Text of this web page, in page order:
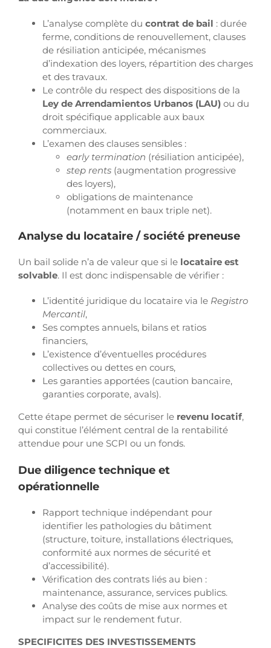
L’analyse complète du contrat de bail : durée
ferme, conditions de renouvellement, clauses
de résiliation anticipée, mécanismes
d’indexation des loyers, répartition des charges
et des travaux.
Le contrôle du respect des dispositions de la
Ley de Arrendamientos Urbanos (LAU) ou du
droit spécifique applicable aux baux
commerciaux.
L’examen des clauses sensibles :
early termination (résiliation anticipée),
step rents (augmentation progressive
des loyers),
obligations de maintenance
(notamment en baux triple net).
Analyse du locataire / société preneuse
Un bail solide n’a de valeur que si le locataire est
solvable. Il est donc indispensable de vérifier :
L’identité juridique du locataire via le Registro
Mercantil,
Ses comptes annuels, bilans et ratios
financiers,
L’existence d’éventuelles procédures
collectives ou dettes en cours,
Les garanties apportées (caution bancaire,
garanties corporate, avals).
Cette étape permet de sécuriser le revenu locatif,
qui constitue l’élément central de la rentabilité
attendue pour une SCPI ou un fonds.
Due diligence technique et
opérationnelle
Rapport technique indépendant pour
identifier les pathologies du bâtiment
(structure, toiture, installations électriques,
conformité aux normes de sécurité et
d’accessibilité).
Vérification des contrats liés au bien :
maintenance, assurance, services publics.
Analyse des coûts de mise aux normes et
impact sur le rendement futur.
SPECIFICITES DES INVESTISSEMENTS